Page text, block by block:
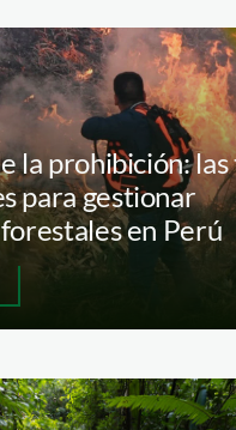
la prohibición:
para gestionar
en Perú